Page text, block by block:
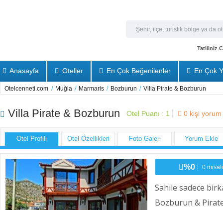
Tatiliniz
Anasayfa Oteller En Çok Beğenilenler En Çok
Otelcenneti.com / Muğla / Marmaris / Bozburun / Villa Pirate & Bozburun
Villa Pirate & Bozburun Otel Puanı : 1 0 kişi yorum
Otel Profili Otel Özellikleri Foto Galeri Yorum Ekle
%0 0
Sahile sadece
Bozburun &